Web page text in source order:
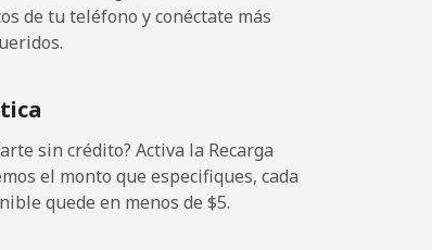
de tu teléfono y conéctate más
sin crédito? Activa la Recarga
el monto que especifiques, cada
quede en menos de ⁦$5⁩.